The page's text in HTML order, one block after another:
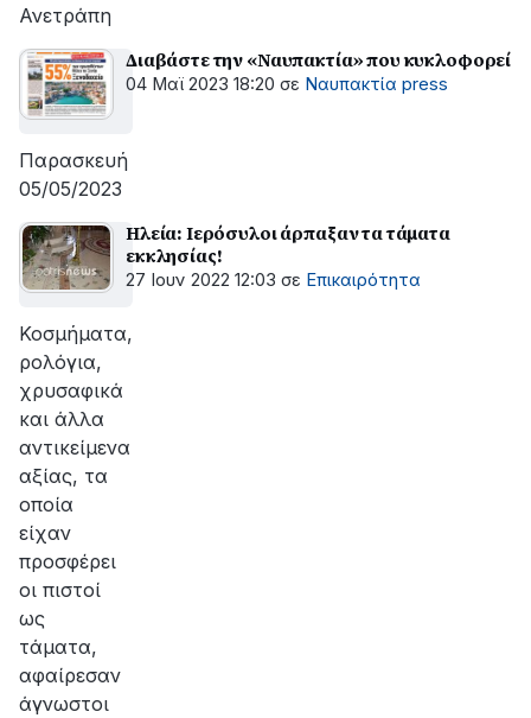
Ανετράπη
Διαβάστε την «Ναυπακτία» που κυκλοφορεί
04 Μαϊ 2023 18:20 σε Ναυπακτία press
Παρασκευή
05/05/2023
Ηλεία: Ιερόσυλοι άρπαξαν τα τάματα
εκκλησίας!
27 Ιουν 2022 12:03 σε Επικαιρότητα
Κοσμήματα,
ρολόγια,
χρυσαφικά
και άλλα
αντικείμενα
αξίας, τα
οποία
είχαν
προσφέρει
οι πιστοί
ως
τάματα,
αφαίρεσαν
άγνωστοι